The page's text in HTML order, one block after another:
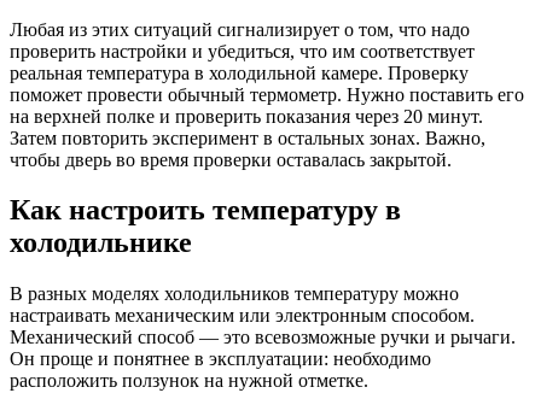
Любая из этих ситуаций сигнализирует о том, что надо
проверить настройки и убедиться, что им соответствует
реальная температура в холодильной камере. Проверку
поможет провести обычный термометр. Нужно поставить его
на верхней полке и проверить показания через 20 минут.
Затем повторить эксперимент в остальных зонах. Важно,
чтобы дверь во время проверки оставалась закрытой.
Как настроить температуру в
холодильнике
В разных моделях холодильников температуру можно
настраивать механическим или электронным способом.
Механический способ — это всевозможные ручки и рычаги.
Он проще и понятнее в эксплуатации: необходимо
расположить ползунок на нужной отметке.